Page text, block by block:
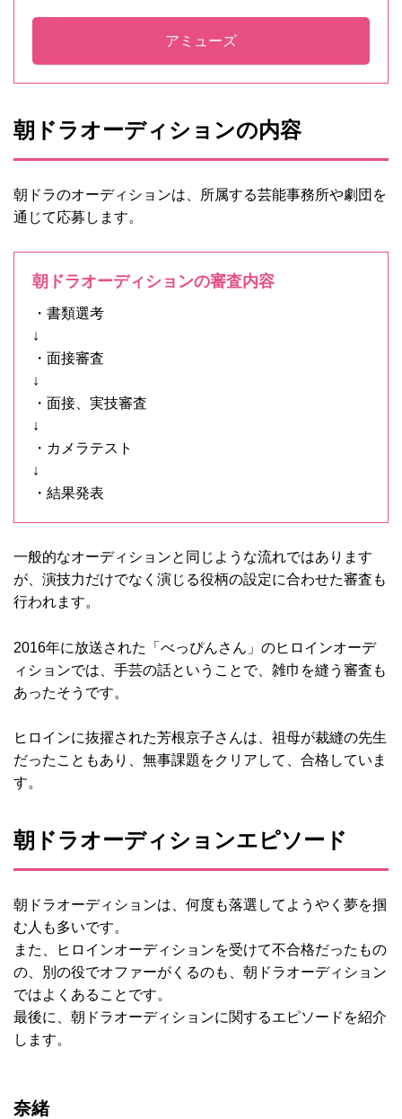
アミューズ
朝ドラオーディションの内容
朝ドラのオーディションは、所属する芸能事務所や劇団を
通じて応募します。
朝ドラオーディションの審査内容
・書類選考
↓
・面接審査
↓
・面接、実技審査
↓
・カメラテスト
↓
・結果発表
一般的なオーディションと同じような流れではあります
が、演技力だけでなく演じる役柄の設定に合わせた審査も
行われます。
2016年に放送された「べっぴんさん」のヒロインオーデ
ィションでは、手芸の話ということで、雑巾を縫う審査も
あったそうです。
ヒロインに抜擢された芳根京子さんは、祖母が裁縫の先生
だったこともあり、無事課題をクリアして、合格していま
す。
朝ドラオーディションエピソード
朝ドラオーディションは、何度も落選してようやく夢を掴
む人も多いです。
また、ヒロインオーディションを受けて不合格だったもの
の、別の役でオファーがくるのも、朝ドラオーディション
ではよくあることです。
最後に、朝ドラオーディションに関するエピソードを紹介
します。
奈緒